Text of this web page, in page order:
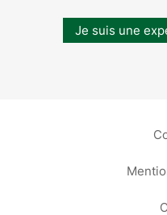
Je suis une